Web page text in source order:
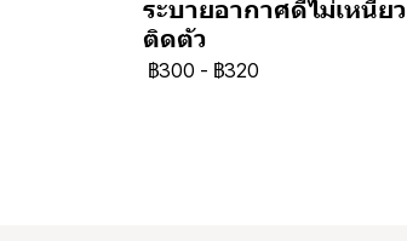
ระบายอากาศดีไม่เหนียว
ติดตัว
฿300 - ฿320